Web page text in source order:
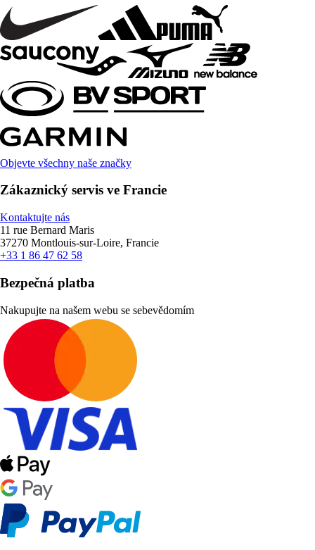
Objevte všechny naše značky
Zákaznický servis ve Francie
Kontaktujte nás
11 rue Bernard Maris
37270 Montlouis-sur-Loire, Francie
+33 1 86 47 62 58
Bezpečná platba
Nakupujte na našem webu se sebevědomím